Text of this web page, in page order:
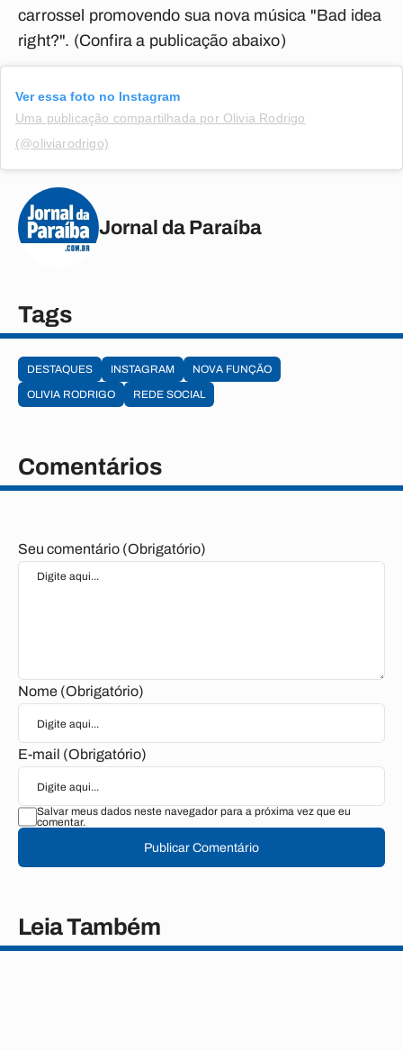
carrossel promovendo sua nova música "Bad idea
right?". (Confira a publicação abaixo)
Ver essa foto no Instagram
Uma publicação compartilhada por Olivia Rodrigo
(@oliviarodrigo)
Jornal da Paraíba
Tags
DESTAQUES INSTAGRAM
NOVA FUNÇÃO
OLIVIA RODRIGO
REDE SOCIAL
Comentários
Seu comentário (Obrigatório)
Nome (Obrigatório)
E-mail (Obrigatório)
Salvar meus dados neste navegador para a próxima vez que eu
comentar.
Publicar Comentário
Leia Também